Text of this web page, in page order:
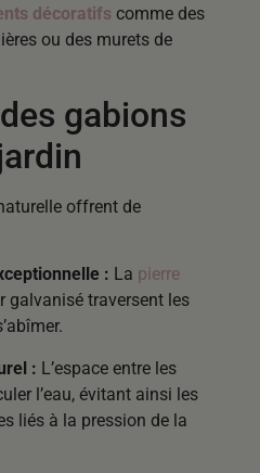
décoratifs comme des
ou des murets de
gabions
offrent de
: La pierre
galvanisé traversent les
: L’espace entre les
l’eau, évitant ainsi les
liés à la pression de la